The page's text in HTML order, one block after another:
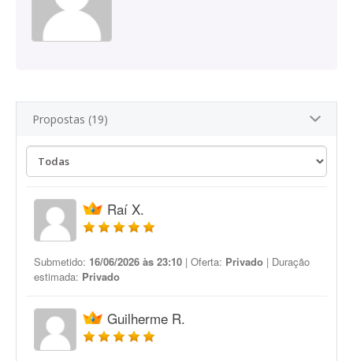
Propostas (19)
Raí X.
Submetido: 16/06/2026 às 23:10 | Oferta: Privado | Duração
estimada: Privado
Guilherme R.